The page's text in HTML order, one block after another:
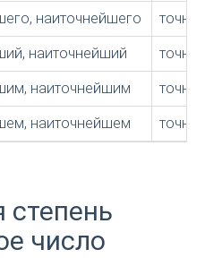
наиточнейшего
наиточнейший
наиточнейшим
наиточнейшем
степень
число